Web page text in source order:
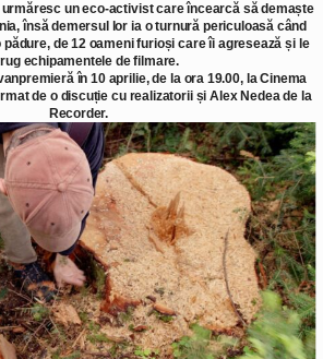
un eco-activist care încearcă să demaște
însă demersul lor ia o turnură periculoasă când
de 12 oameni furioși care îi agresează și le
echipamentele de filmare.
în10 aprilie, de la ora 19.00, laCinema
de o discuție cu realizatorii și Alex Nedea de la
Recorder.